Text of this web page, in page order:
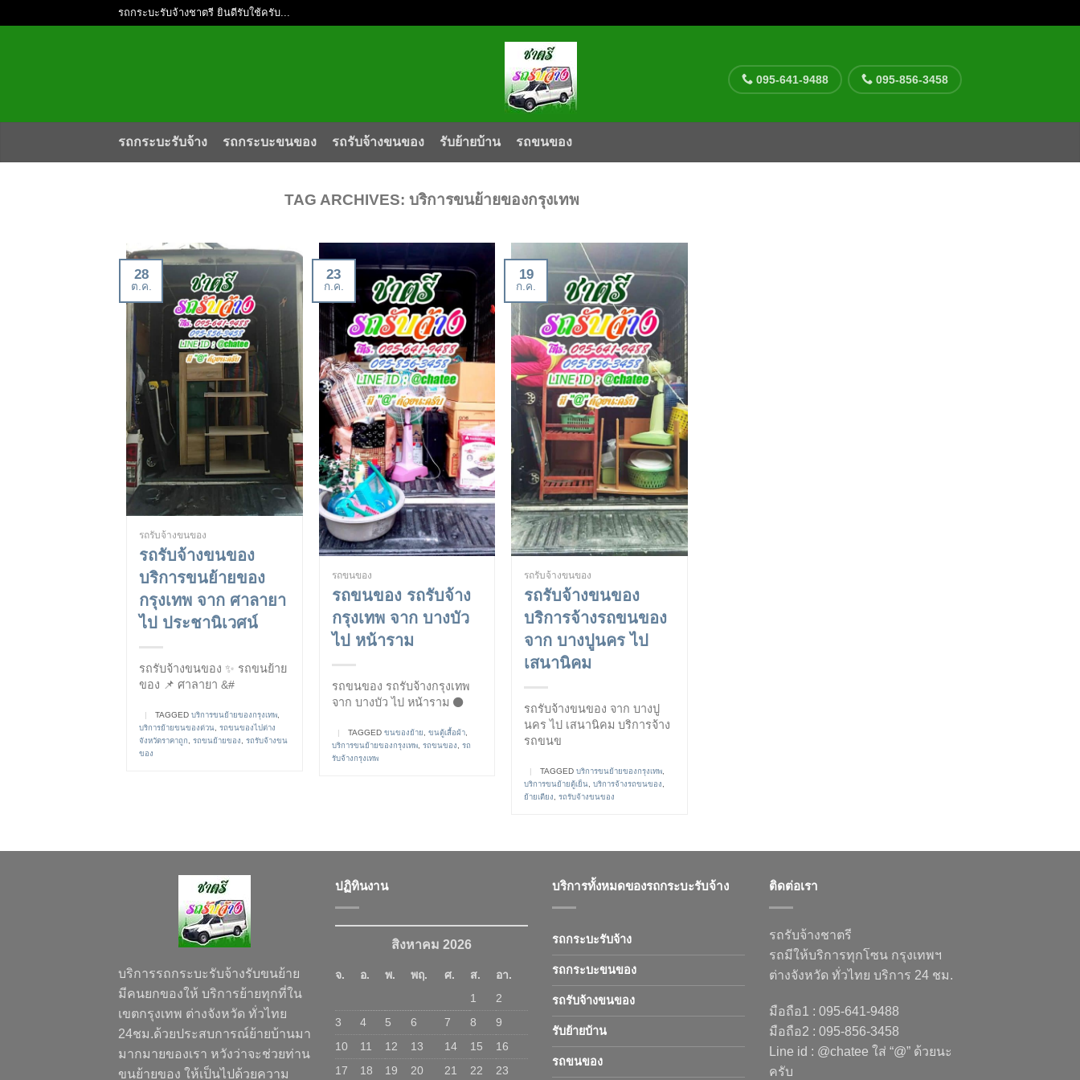
รถกระบะรับจ้างชาตรี ยินดีรับใช้ครับ...
095-641-9488 095-856-3458
รถกระบะรับจ้าง รถกระบะขนของ รถรับจ้างขนของ รับย้ายบ้าน รถขนของ
TAG ARCHIVES: บริการขนย้ายของกรุงเทพ
28
ต.ค.
รถรับจ้างขนของ
รถรับจ้างขนของ
บริการขนย้ายของ
กรุงเทพ จาก ศาลายา
ไป ประชานิเวศน์
รถรับจ้างขนของ ✨ รถขนย้าย
ของ 📌 ศาลายา &#
| TAGGED บริการขนย้ายของกรุงเทพ
บริการย้ายขนของด่วน รถขนของไปต่าง
จังหวัดราคาถูก
รถขนย้ายของ
รถรับจ้างขน
ของ
23
ก.ค.
รถขนของ
รถขนของ รถรับจ้าง
กรุงเทพ จาก บางบัว
ไป หน้าราม
รถขนของ รถรับจ้างกรุงเทพ
จาก บางบัว ไป หน้าราม ⚫
| TAGGED ขนของย้าย, ขนตู้เสื้อผ้า,
บริการขนย้ายของกรุงเทพ, รถขนของ, รถ
รับจ้างกรุงเทพ
19
ก.ค.
รถรับจ้างขนของ
รถรับจ้างขนของ
บริการจ้างรถขนของ
จาก บางปูนคร ไป
เสนานิคม
รถรับจ้างขนของ จาก บางปู
นคร ไป เสนานิคม บริการจ้าง
รถขนข
| TAGGEDบริการขนย้ายของกรุงเทพ,
บริการขนย้ายตู้เย็น,บริการจ้างรถขนของ,
ย้ายเตียง,รถรับจ้างขนของ
บริการรถกระบะรับจ้างรับขนย้าย
มีคนยกของให้ บริการย้ายทุกที่ใน
เขตกรุงเทพ ต่างจังหวัด ทั่วไทย
24ชม.ด้วยประสบการณ์ย้ายบ้านมา
มากมายของเรา หวังว่าจะช่วยท่าน
ขนย้ายของ ให้เป็นไปด้วยความ
ปฏิทินงาน
สิงหาคม 2026
จ. อ. พ. พฤ. ศ. ส.
อา.
1
2
3
4 5 6 7 8
9
10
11 12 13 14 15
16
17
18 19 20 21 22 23
บริการทั้งหมดของรถกระบะรับจ้าง
รถกระบะรับจ้าง
รถกระบะขนของ
รถรับจ้างขนของ
รับย้ายบ้าน
รถขนของ
ติดต่อเรา
รถรับจ้างชาตรี
รถมีให้บริการทุกโซน กรุงเทพฯ
ต่างจังหวัด ทั่วไทย บริการ 24 ชม.
มือถือ1 : 095-641-9488
มือถือ2 : 095-856-3458
Line id : @chatee ใส่ “@” ด้วยนะ
ครับ